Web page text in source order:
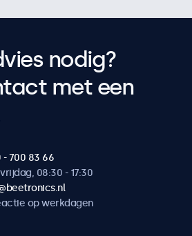
nodig?
met een
- 700 83 66
08:30 - 17:30
op werkdagen